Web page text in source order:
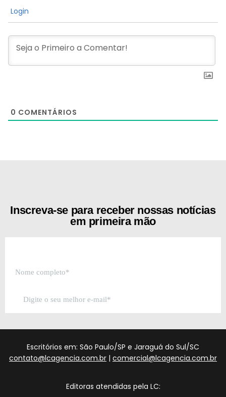
Login
0 COMENTÁRIOS
Inscreva-se para receber nossas notícias
em primeira mão
Escritórios em: São Paulo/SP e Jaraguá do Sul/SC
contato@lcagencia.com.br | comercial@lcagencia.com.br
Editoras atendidas pela LC: